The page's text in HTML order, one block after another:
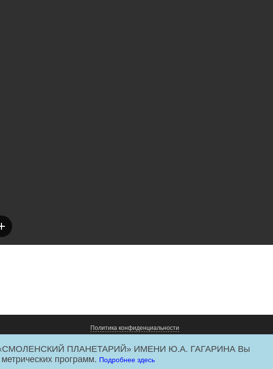
Политика конфиденциальности
ПЛАНЕТАРИЙ» ИМЕНИ Ю.А. ГАГАРИНА Вы
программ. Подробнее здесь